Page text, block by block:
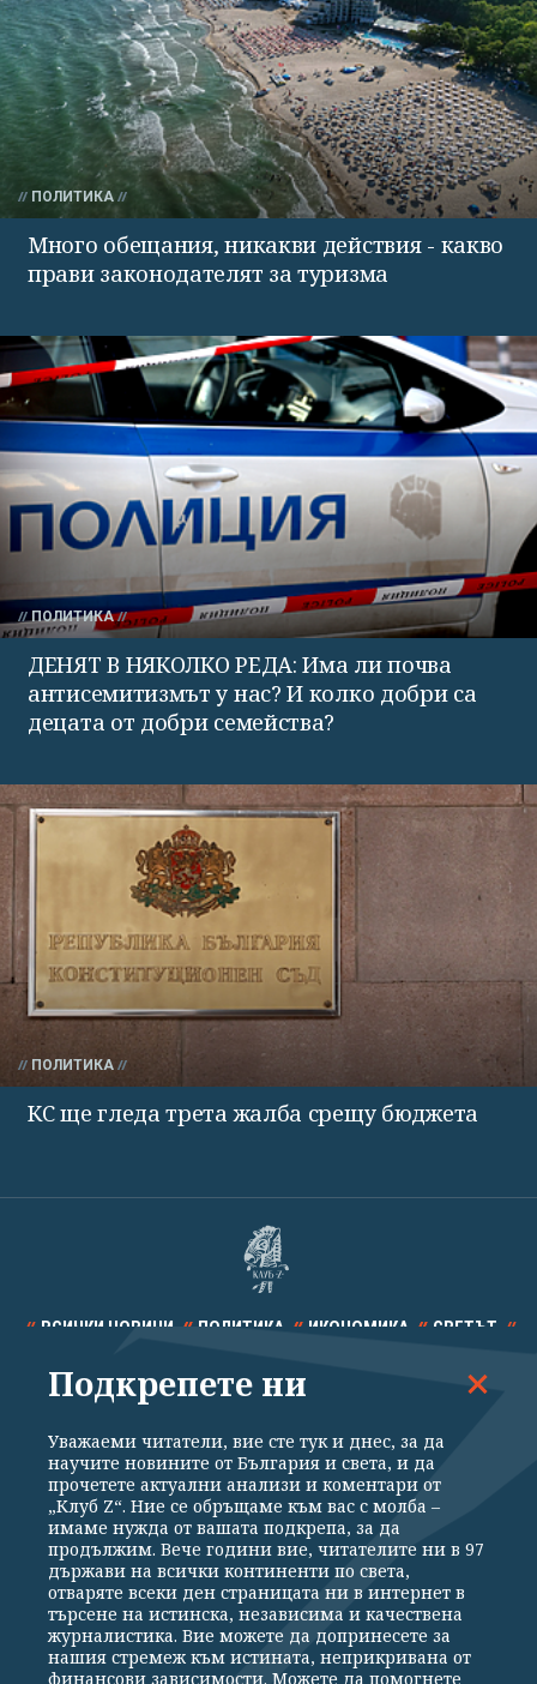
ПОЛИТИКА
Много обещания, никакви действия - какво
прави законодателят за туризма
ПОЛИТИКА
ДЕНЯТ В НЯКОЛКО РЕДА: Има ли почва
антисемитизмът у нас? И колко добри са
децата от добри семейства?
ПОЛИТИКА
КС ще гледа трета жалба срещу бюджета
ВСИЧКИ НОВИНИ ПОЛИТИКА ИКОНОМИКА СВЕТЪТ
СПОРТ КУЛТУРА ТЕХНОЛОГИИ КАЛЕЙДОСКОП
Общи условия
Политика за поверителност
Реклама
Партньори Контакти
За Клуб Z
Екип
Подкрепете ни
Подкрепете ни
Уважаеми читатели, вие сте тук и днес, за да
научите новините от България и света, и да
прочетете актуални анализи и коментари от
„Клуб Z“. Ние се обръщаме към вас с молба –
имаме нужда от вашата подкрепа, за да
продължим. Вече години вие, читателите ни в 97
държави на всички континенти по света,
отваряте всеки ден страницата ни в интернет в
търсене на истинска, независима и качествена
журналистика. Вие можете да допринесете за
нашия стремеж към истината, неприкривана от
финансови зависимости. Можете да помогнете